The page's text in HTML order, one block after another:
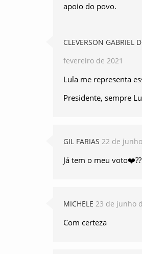
apoio do povo.
CLEVERSON GABRIEL
fevereiro de 2021
Lula me representa
Presidente, sempre
GIL FARIAS 22 de
Já tem o meu voto❤️??
MICHELE 23 de junho
Com certeza